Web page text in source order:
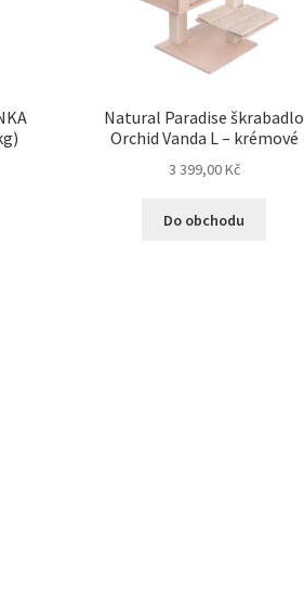
Natural Paradise škrabadlo
Orchid Vanda L – krémové
3 399,00Kč
Do obchodu